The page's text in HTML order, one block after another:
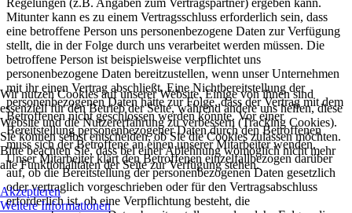
Mitunter kann es zu einem Vertragsschluss erforderlich sein, dass
eine betroffene Person uns personenbezogene Daten zur Verfügung
stellt, die in der Folge durch uns verarbeitet werden müssen. Die
betroffene Person ist beispielsweise verpflichtet uns
personenbezogene Daten bereitzustellen, wenn unser Unternehmen
mit ihr einen Vertrag abschließt. Eine Nichtbereitstellung der
personenbezogenen Daten hätte zur Folge, dass der Vertrag mit dem
Betroffenen nicht geschlossen werden könnte. Vor einer
Bereitstellung personenbezogener Daten durch den Betroffenen
muss sich der Betroffene an einen unserer Mitarbeiter wenden.
Unser Mitarbeiter klärt den Betroffenen einzelfallbezogen darüber
auf, ob die Bereitstellung der personenbezogenen Daten gesetzlich
oder vertraglich vorgeschrieben oder für den Vertragsabschluss
erforderlich ist, ob eine Verpflichtung besteht, die
Wir nutzen Cookies auf unserer Website. Einige von ihnen sind
essenziell für den Betrieb der Seite, während andere uns helfen, diese
Website und die Nutzererfahrung zu verbessern (Tracking Cookies).
Sie können selbst entscheiden, ob Sie die Cookies zulassen möchten.
Bitte beachten Sie, dass bei einer Ablehnung womöglich nicht mehr
alle Funktionalitäten der Seite zur Verfügung stehen.
Akzeptieren
Weitere Informationen